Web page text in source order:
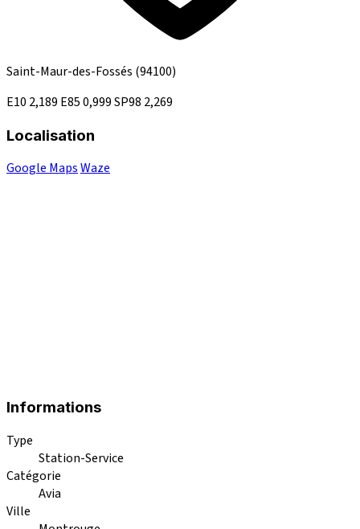
Saint-Maur-des-Fossés (94100)
E10 2,189 E850,999SP98 2,269
Localisation
Google MapsWaze
Informations
Type
Station-Service
Catégorie
Avia
Ville